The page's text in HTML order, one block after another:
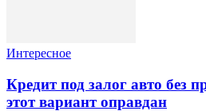
Интересное
Кредит под залог авто без
этот вариант оправдан